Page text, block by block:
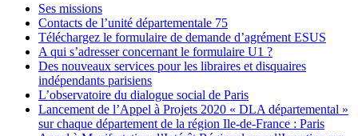
Ses missions
Contacts de l’unité départementale 75
Téléchargez le formulaire de demande d’agrément ESUS
A qui s’adresser concernant le formulaire U1 ?
Des nouveaux services pour les libraires et disquaires
indépendants parisiens
L’observatoire du dialogue social de Paris
Lancement de l’Appel à Projets 2020 « DLA départemental »
sur chaque département de la région Ile-de-France : Paris